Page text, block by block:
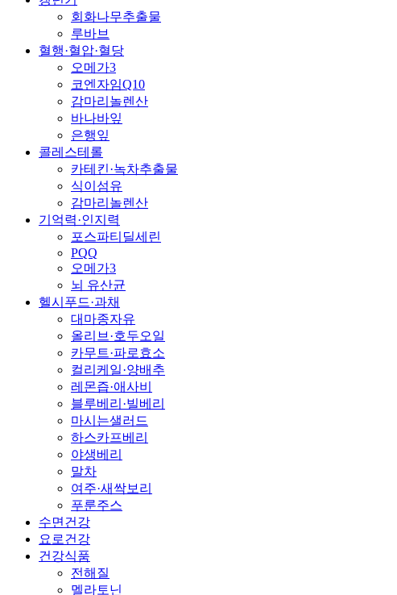
회화나무추출물
루바브
혈행·혈압·혈당
오메가3
코엔자임Q10
감마리놀렌산
바나바잎
은행잎
콜레스테롤
카테킨·녹차추출물
식이섬유
감마리놀렌산
기억력·인지력
포스파티딜세린
PQQ
오메가3
뇌 유산균
헬시푸드·과채
대마종자유
올리브·호두오일
카무트·파로효소
컬리케일·양배추
레몬즙·애사비
블루베리·빌베리
마시는샐러드
하스카프베리
야생베리
말차
여주·새싹보리
푸룬주스
수면건강
요로건강
건강식품
전해질
멜라토닌